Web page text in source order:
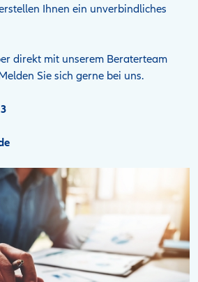
Ihnen ein unverbindliches
direkt mit unserem Beraterteam
Sie sich gerne bei uns.